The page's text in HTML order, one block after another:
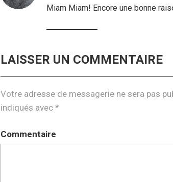
Miam Miam! Encore une bonne
LAISSER UN COMMENTAIRE
Votre adresse de messagerie ne sera pas
indiqués avec *
Commentaire